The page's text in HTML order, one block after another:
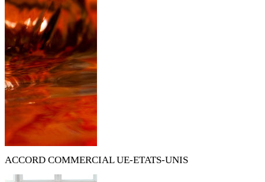
ACCORD COMMERCIAL UE-ETATS-UNIS